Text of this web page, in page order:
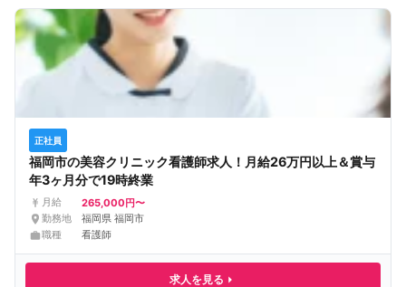
正社員
福岡市の美容クリニック看護師求人！月給26万円以上＆賞与
年3ヶ月分で19時終業
月給 265,000円〜
勤務地
福岡県 福岡市
職種
看護師
求人を見る